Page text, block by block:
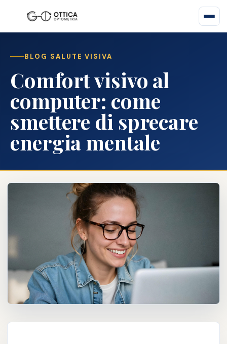
BLOG SALUTE VISIVA
Comfort visivo al
computer: come
smettere di sprecare
energia mentale